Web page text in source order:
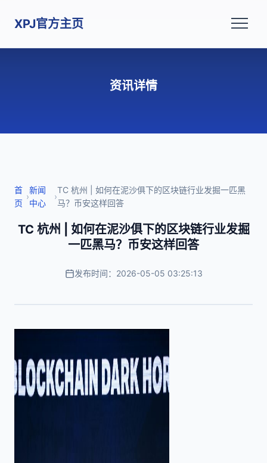
XPJ官方主页
资讯详情
首
页
›
新闻
中心
›
TC 杭州 | 如何在泥沙俱下的区块链行业发掘一匹黑
马？币安这样回答
TC 杭州 | 如何在泥沙俱下的区块链行业发掘
一匹黑马？币安这样回答
发布时间：2026-05-05 03:25:13